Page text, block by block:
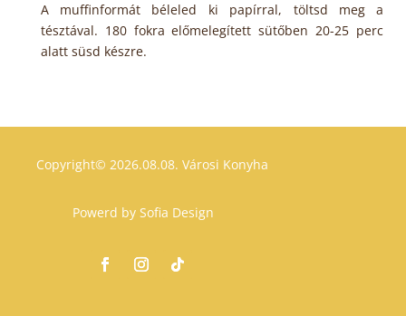
A muffinformát béleled ki papírral, töltsd meg a
tésztával. 180 fokra előmelegített sütőben 20-25 perc
alatt süsd készre.
Copyright© 2026.08.08. Városi Konyha
Powerd by Sofia Design